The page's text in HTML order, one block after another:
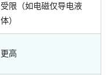
受限（如电磁仅导电液
体）
更高